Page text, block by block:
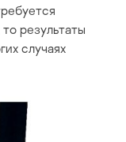
результаты
случаях